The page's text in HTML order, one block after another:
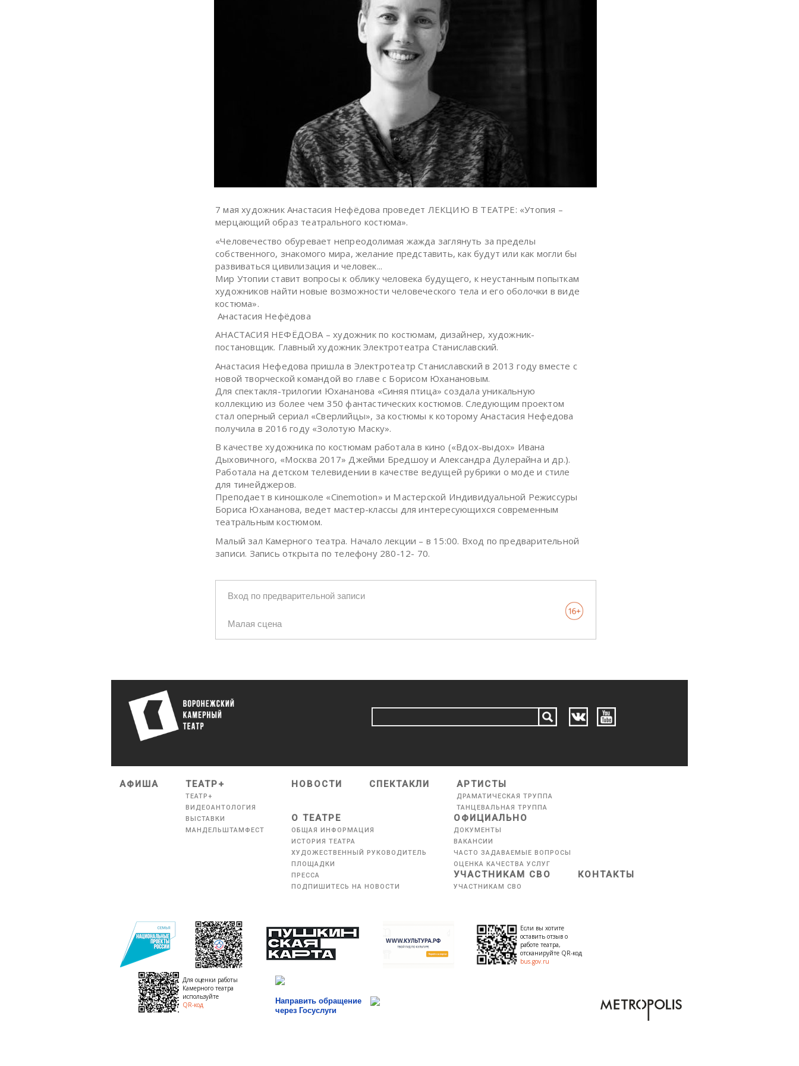
7 мая художник Анастасия Нефёдова проведет ЛЕКЦИЮ В ТЕАТРЕ: «Утопия –
мерцающий образ театрального костюма».
«Человечество обуревает непреодолимая жажда заглянуть за пределы
собственного, знакомого мира, желание представить, как будут или как могли бы
развиваться цивилизация и человек...
Мир Утопии ставит вопросы к облику человека будущего, к неустанным попыткам
художников найти новые возможности человеческого тела и его оболочки в виде
костюма».
Анастасия Нефёдова
АНАСТАСИЯ НЕФЁДОВА – художник по костюмам, дизайнер, художник-
постановщик. Главный художник Электротеатра Станиславский.
Анастасия Нефедова пришла в Электротеатр Станиславский в 2013 году вместе с
новой творческой командой во главе с Борисом Юханановым.
Для спектакля-трилогии Юхананова «Синяя птица» создала уникальную
коллекцию из более чем 350 фантастических костюмов. Следующим проектом
стал оперный сериал «Сверлийцы», за костюмы к которому Анастасия Нефедова
получила в 2016 году «Золотую Маску».
В качестве художника по костюмам работала в кино («Вдох-выдох» Ивана
Дыховичного, «Москва 2017» Джейми Бредшоу и Александра Дулерайна и др.).
Работала на детском телевидении в качестве ведущей рубрики о моде и стиле
для тинейджеров.
Преподает в киношколе «Cinemotion» и Мастерской Индивидуальной Режиссуры
Бориса Юхананова, ведет мастер-классы для интересующихся современным
театральным костюмом.
Малый зал Камерного театра. Начало лекции – в 15:00. Вход по предварительной
записи. Запись открыта по телефону 280-12- 70.
Вход по предварительной записи
Малая сцена
АФИША ТЕАТР+
ТЕАТР+
ВИДЕОАНТОЛОГИЯ
ВЫСТАВКИ
МАНДЕЛЬШТАМФЕСТ
НОВОСТИ СПЕКТАКЛИ АРТИСТЫ
ДРАМАТИЧЕСКАЯ ТРУППА
ТАНЦЕВАЛЬНАЯ ТРУППА
О ТЕАТРЕ
ОБЩАЯ ИНФОРМАЦИЯ
ИСТОРИЯ ТЕАТРА
ХУДОЖЕСТВЕННЫЙ РУКОВОДИТЕЛЬ
ПЛОЩАДКИ
ПРЕССА
ПОДПИШИТЕСЬ НА НОВОСТИ
ОФИЦИАЛЬНО
ДОКУМЕНТЫ
ВАКАНСИИ
ЧАСТО ЗАДАВАЕМЫЕ ВОПРОСЫ
ОЦЕНКА КАЧЕСТВА УСЛУГ
УЧАСТНИКАМ СВО
УЧАСТНИКАМ СВО
КОНТАКТЫ
Если вы хотите
оставить отзыв о
работе театра,
отсканируйте QR-код
bus.gov.ru
Для оценки работы
Камерного театра
используйте
QR-код
Направить обращение
через Госуслуги